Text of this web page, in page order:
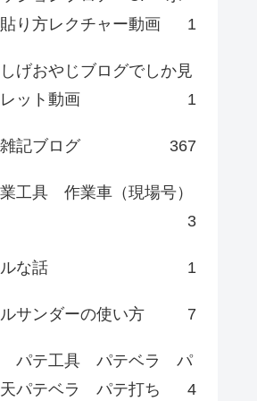
り方レクチャー動画
1
しげおやじブログでしか見
ット動画
1
記ブログ 367
工具 作業車（現場号）
3
な話 1
サンダーの使い方 7
パテ工具 パテベラ パ
パテベラ パテ打ち
4